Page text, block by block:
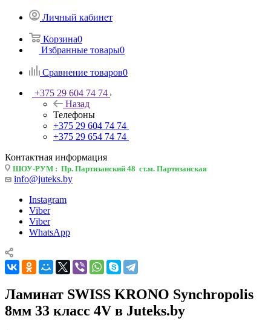
Личный кабинет
Корзина0
Избранные товары0
Сравнение товаров0
+375 29 604 74 74
Назад
Телефоны
+375 29 604 74 74
+375 29 654 74 74
Контактная информация
ШОУ-РУМ : Пр. Партизанский 48 ст.м. Партизанская
info@juteks.by
Instagram
Viber
Viber
WhatsApp
Ламинат SWISS KRONO Synchropolis
8мм 33 класс 4V в Juteks.by